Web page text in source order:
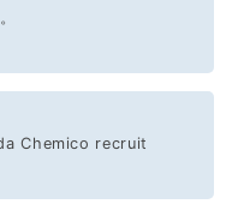
Chemico recruit